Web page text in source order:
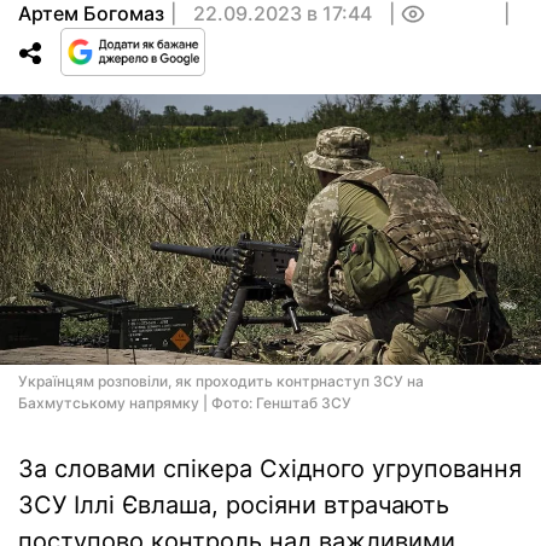
Артем Богомаз 22.09.2023 в 17:44
Українцям розповіли, як проходить контрнаступ ЗСУ на
Бахмутському напрямку | Фото: Генштаб ЗСУ
За словами спікера Східного угруповання
ЗСУ Іллі Євлаша, росіяни втрачають